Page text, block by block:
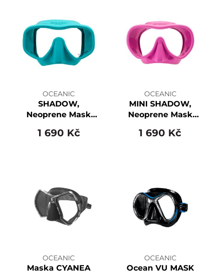
OCEANIC
SHADOW,
Neoprene Mask
1 690 Kč
OCEANIC
MINI SHADOW,
Neoprene Mask
1 690 Kč
OCEANIC
Maska CYANEA
OCEANIC
Ocean VU MASK